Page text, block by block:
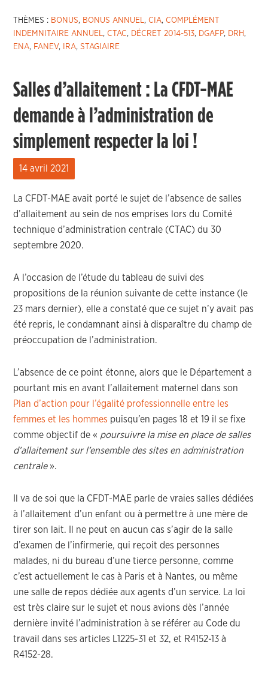
THÈMES : BONUS, BONUS ANNUEL,CIA,COMPLÉMENT
INDEMNITAIRE ANNUEL,CTAC, DÉCRET 2014-513, DGAFP, DRH ,
ENA, FANEV, IRA,STAGIAIRE
Salles d’allaitement : La CFDT-MAE
demande à l’administration de
simplement respecter la loi !
14 avril 2021
La CFDT-MAE avait porté le sujet de l’absence de salles
d’allaitement au sein de nos emprises lors du Comité
technique d’administration centrale (CTAC) du 30
septembre 2020.
A l’occasion de l’étude du tableau de suivi des
propositions de la réunion suivante de cette instance (le
23 mars dernier), elle a constaté que ce sujet n’y avait pas
été repris, le condamnant ainsi à disparaître du champ de
préoccupation de l’administration.
L’absence de ce point étonne, alors que le Département a
pourtant mis en avant l’allaitement maternel dans son
Plan d’action pour l’égalité professionnelle entre les
femmes et les hommes puisqu’en pages 18 et 19 il se fixe
comme objectif de « poursuivre la mise en place de salles
d’allaitement sur l’ensemble des sites en administration
centrale».
Il va de soi que la CFDT-MAE parle de vraies salles dédiées
à l’allaitement d’un enfant ou à permettre à une mère de
tirer son lait. Il ne peut en aucun cas s’agir de la salle
d’examen de l’infirmerie, qui reçoit des personnes
malades, ni du bureau d’une tierce personne, comme
c’est actuellement le cas à Paris et à Nantes, ou même
une salle de repos dédiée aux agents d’un service. La loi
est très claire sur le sujet et nous avions dès l’année
dernière invité l’administration à se référer au Code du
travail dans ses articles L1225-31 et 32, et R4152-13 à
R4152-28.